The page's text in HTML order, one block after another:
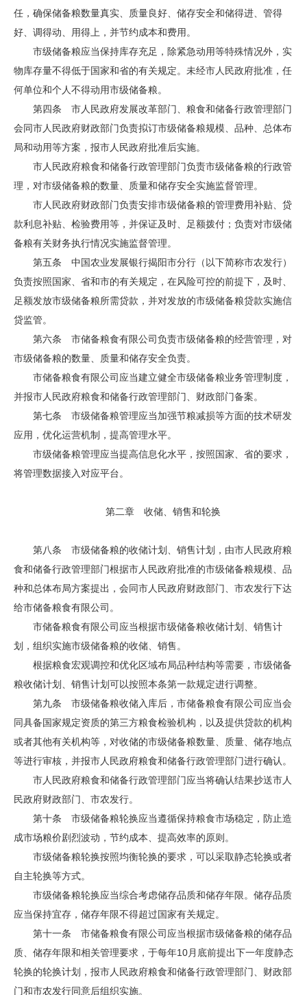
任，确保储备粮数量真实、质量良好、储存安全和储得进、管得
好、调得动、用得上，并节约成本和费用。
市级储备粮应当保持库存充足，除紧急动用等特殊情况外，实
物库存量不得低于国家和省的有关规定。未经市人民政府批准，任
何单位和个人不得动用市级储备粮。
第四条 市人民政府发展改革部门、粮食和储备行政管理部门
会同市人民政府财政部门负责拟订市级储备粮规模、品种、总体布
局和动用等方案，报市人民政府批准后实施。
市人民政府粮食和储备行政管理部门负责市级储备粮的行政管
理，对市级储备粮的数量、质量和储存安全实施监督管理。
市人民政府财政部门负责安排市级储备粮的管理费用补贴、贷
款利息补贴、检验费用等，并保证及时、足额拨付；负责对市级储
备粮有关财务执行情况实施监督管理。
第五条 中国农业发展银行揭阳市分行（以下简称市农发行）
负责按照国家、省和市的有关规定，在风险可控的前提下，及时、
足额发放市级储备粮所需贷款，并对发放的市级储备粮贷款实施信
贷监管。
第六条 市储备粮食有限公司负责市级储备粮的经营管理，对
市级储备粮的数量、质量和储存安全负责。
市储备粮食有限公司应当建立健全市级储备粮业务管理制度，
并报市人民政府粮食和储备行政管理部门、财政部门备案。
第七条 市级储备粮管理应当加强节粮减损等方面的技术研发
应用，优化运营机制，提高管理水平。
市级储备粮管理应当提高信息化水平，按照国家、省的要求，
将管理数据接入对应平台。
第二章 收储、销售和轮换
第八条 市级储备粮的收储计划、销售计划，由市人民政府粮
食和储备行政管理部门根据市人民政府批准的市级储备粮规模、品
种和总体布局方案提出，会同市人民政府财政部门、市农发行下达
给市储备粮食有限公司。
市储备粮食有限公司应当根据市级储备粮收储计划、销售计
划，组织实施市级储备粮的收储、销售。
根据粮食宏观调控和优化区域布局品种结构等需要，市级储备
粮收储计划、销售计划可以按照本条第一款规定进行调整。
第九条 市级储备粮收储入库后，市储备粮食有限公司应当会
同具备国家规定资质的第三方粮食检验机构，以及提供贷款的机构
或者其他有关机构等，对收储的市级储备粮数量、质量、储存地点
等进行审核，并报市人民政府粮食和储备行政管理部门进行确认。
市人民政府粮食和储备行政管理部门应当将确认结果抄送市人
民政府财政部门、市农发行。
第十条 市级储备粮轮换应当遵循保持粮食市场稳定，防止造
成市场粮价剧烈波动，节约成本、提高效率的原则。
市级储备粮轮换按照均衡轮换的要求，可以采取静态轮换或者
自主轮换等方式。
市级储备粮轮换应当综合考虑储存品质和储存年限。储存品质
应当保持宜存，储存年限不得超过国家有关规定。
第十一条 市储备粮食有限公司应当根据市级储备粮的储存品
质、储存年限和相关管理要求，于每年10月底前提出下一年度静态
轮换的轮换计划，报市人民政府粮食和储备行政管理部门、财政部
门和市农发行同意后组织实施。